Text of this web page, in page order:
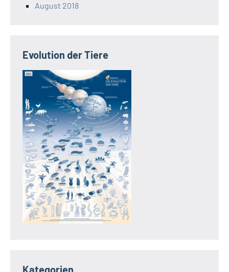
August 2018
Evolution der Tiere
Kategorien